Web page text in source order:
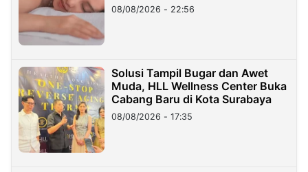
08/08/2026 - 22:56
Solusi Tampil Bugar dan Awet
Muda, HLL Wellness Center Buka
Cabang Baru di Kota Surabaya
08/08/2026 - 17:35